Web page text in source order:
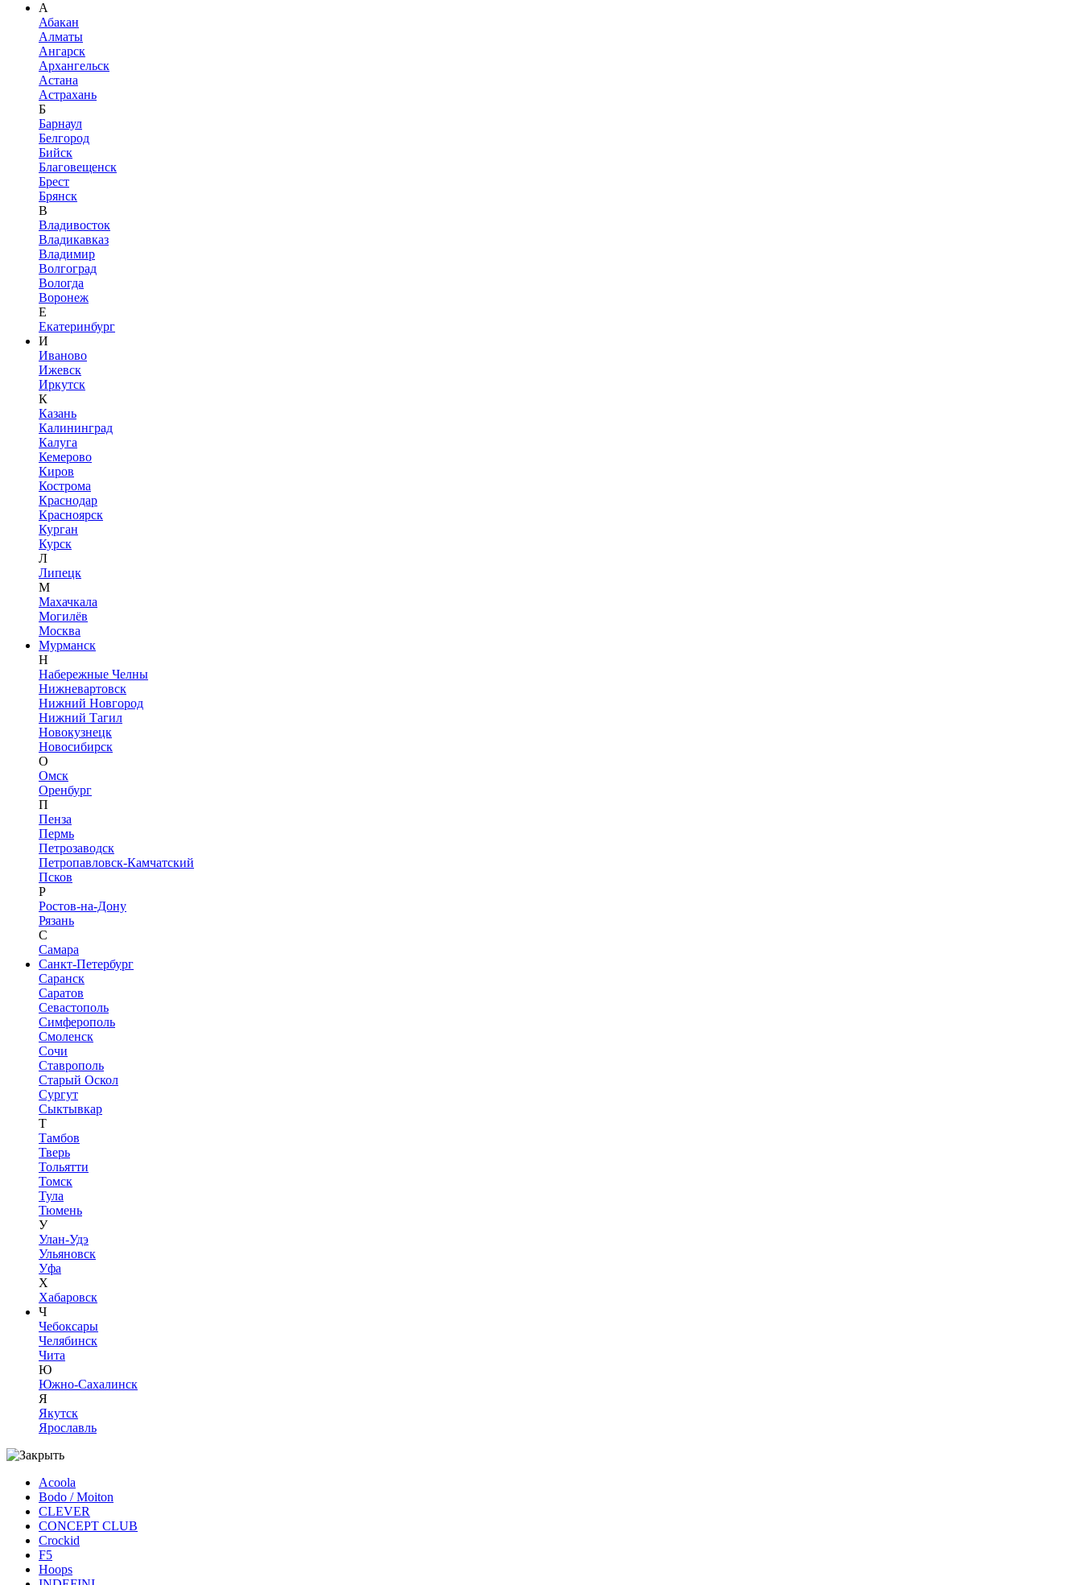
А
Абакан
Алматы
Ангарск
Архангельск
Астана
Астрахань
Б
Барнаул
Белгород
Бийск
Благовещенск
Брест
Брянск
В
Владивосток
Владикавказ
Владимир
Волгоград
Вологда
Воронеж
Е
Екатеринбург
И
Иваново
Ижевск
Иркутск
К
Казань
Калининград
Калуга
Кемерово
Киров
Кострома
Краснодар
Красноярск
Курган
Курск
Л
Липецк
М
Махачкала
Могилёв
Москва
Мурманск
Н
Набережные Челны
Нижневартовск
Нижний Новгород
Нижний Тагил
Новокузнецк
Новосибирск
О
Омск
Оренбург
П
Пенза
Пермь
Петрозаводск
Петропавловск-Камчатский
Псков
Р
Ростов-на-Дону
Рязань
С
Самара
Санкт-Петербург
Саранск
Саратов
Севастополь
Симферополь
Смоленск
Сочи
Ставрополь
Старый Оскол
Сургут
Сыктывкар
Т
Тамбов
Тверь
Тольятти
Томск
Тула
Тюмень
У
Улан-Удэ
Ульяновск
Уфа
Х
Хабаровск
Ч
Чебоксары
Челябинск
Чита
Ю
Южно-Сахалинск
Я
Якутск
Ярославль
Acoola
Bodo / Moiton
CLEVER
CONCEPT CLUB
Crockid
F5
Hoops